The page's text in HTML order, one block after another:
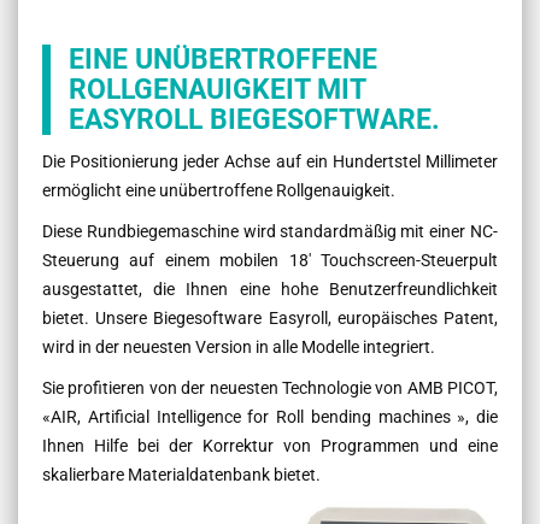
EINE UNÜBERTROFFENE
ROLLGENAUIGKEIT MIT
EASYROLL BIEGESOFTWARE.
Die Positionierung jeder Achse auf ein Hundertstel Millimeter
ermöglicht eine unübertroffene Rollgenauigkeit.
Diese Rundbiegemaschine wird standardmäßig mit einer NC-
Steuerung auf einem mobilen 18' Touchscreen-Steuerpult
ausgestattet, die Ihnen eine hohe Benutzerfreundlichkeit
bietet. Unsere Biegesoftware Easyroll, europäisches Patent,
wird in der neuesten Version in alle Modelle integriert.
Sie profitieren von der neuesten Technologie von AMB PICOT,
«AIR, Artificial Intelligence for Roll bending machines », die
Ihnen Hilfe bei der Korrektur von Programmen und eine
skalierbare Materialdatenbank bietet.